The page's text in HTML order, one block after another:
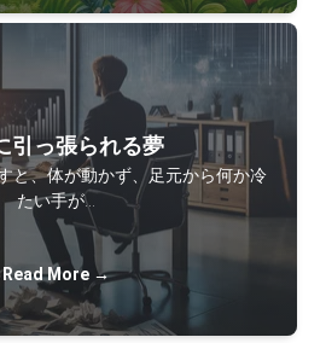
引っ張られる夢
と、体が動かず、足元から何か冷
たい手が…
Read More →